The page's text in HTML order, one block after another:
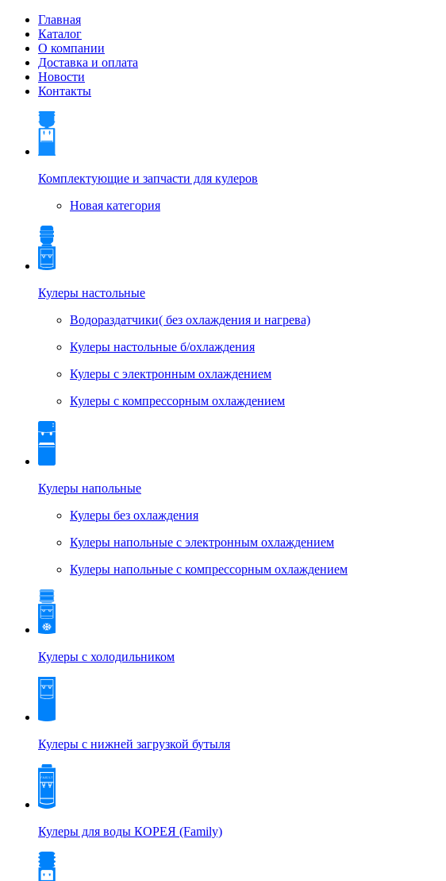
Главная
Каталог
О компании
Доставка и оплата
Новости
Контакты
Комплектующие и запчасти для кулеров
Новая категория
Кулеры настольные
Водораздатчики( без охлаждения и нагрева)
Кулеры настольные б/охлаждения
Кулеры с электронным охлаждением
Кулеры с компрессорным охлаждением
Кулеры напольные
Кулеры без охлаждения
Кулеры напольные с электронным охлаждением
Кулеры напольные с компрессорным охлаждением
Кулеры с холодильником
Кулеры с нижней загрузкой бутыля
Кулеры для воды КОРЕЯ (Family)